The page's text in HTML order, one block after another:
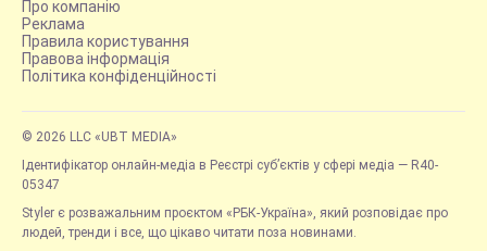
Про компанію
Реклама
Правила користування
Правова інформація
Політика конфіденційності
© 2026 LLC «UBT MEDIA»
Ідентифікатор онлайн-медіа в Реєстрі суб’єктів у сфері медіа — R40-
05347
Styler є розважальним проєктом «РБК-Україна», який розповідає про
людей, тренди і все, що цікаво читати поза новинами.